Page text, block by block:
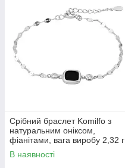
Срібний браслет Komilfo з
натуральним оніксом,
фіанітами, вага виробу 2,32 г
(2160281) 1720 розмір
В наявності